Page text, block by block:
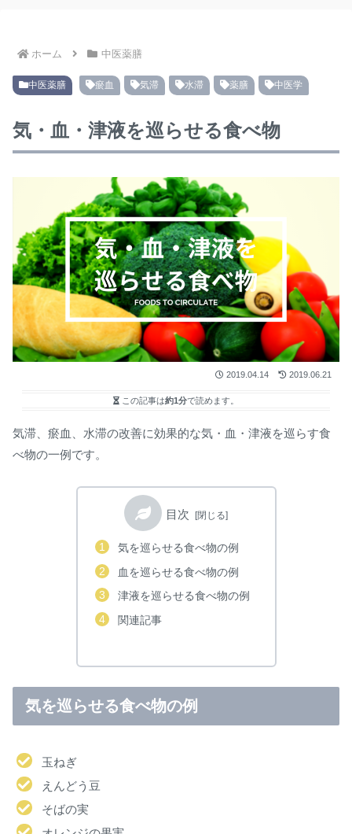
ホーム 中医薬膳
中医薬膳 瘀血 気滞 水滞 薬膳 中医学
気・血・津液を巡らせる食べ物
2019.04.14 2019.06.21
この記事は約1分で読めます。
気滞、瘀血、水滞の改善に効果的な気・血・津液を巡らす食
べ物の一例です。
目次
気を巡らせる食べ物の例
血を巡らせる食べ物の例
津液を巡らせる食べ物の例
関連記事
気を巡らせる食べ物の例
玉ねぎ
えんどう豆
そばの実